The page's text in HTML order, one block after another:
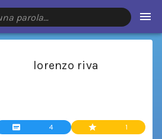
parola…
lorenzo riva
4 1